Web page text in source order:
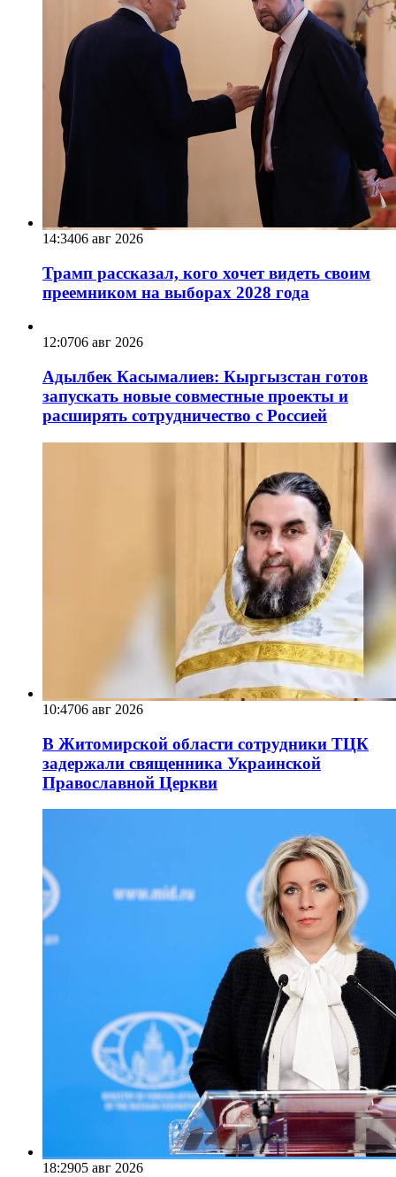
14:3406 авг 2026
Трамп рассказал, кого хочет видеть своим
преемником на выборах 2028 года
12:0706 авг 2026
Адылбек Касымалиев: Кыргызстан готов
запускать новые совместные проекты и
расширять сотрудничество с Россией
10:4706 авг 2026
В Житомирской области сотрудники ТЦК
задержали священника Украинской
Православной Церкви
18:2905 авг 2026